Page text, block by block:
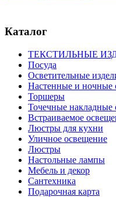
Каталог
ТЕКСТИЛЬНЫЕ
Посуда
Осветительные
Настенные и ночные
Торшеры
Точечные накладные
Встраиваемое
Люстры для кухни
Уличное освещение
Люстры
Настольные лампы
Мебель и декор
Сантехника
Подарочная карта